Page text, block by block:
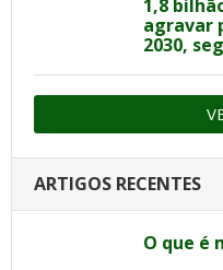
1,8
agravar
2030,
ARTIGOS RECENTES
O que é